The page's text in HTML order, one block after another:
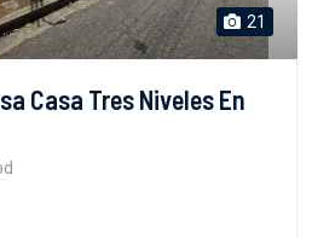
21
Casa Tres Niveles En